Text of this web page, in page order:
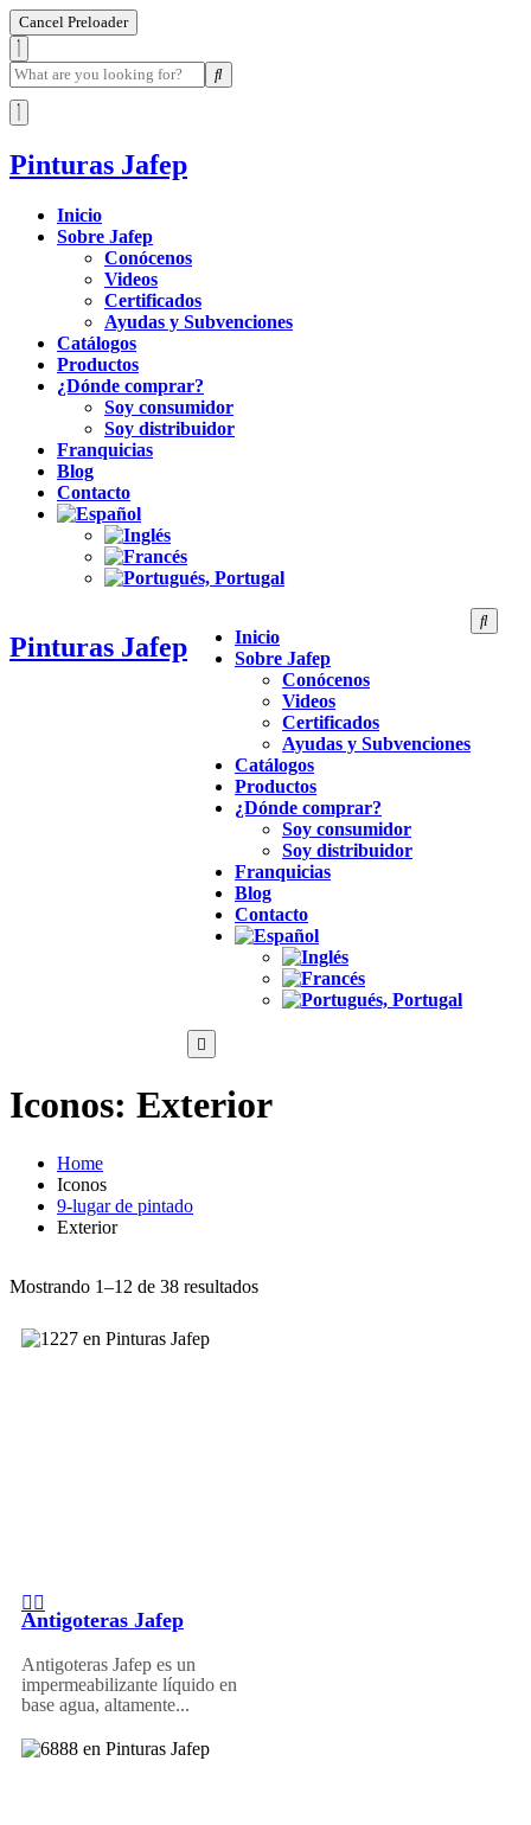
Cancel Preloader
Pinturas Jafep
Inicio
Sobre Jafep
Conócenos
Videos
Certificados
Ayudas y Subvenciones
Catálogos
Productos
¿Dónde comprar?
Soy consumidor
Soy distribuidor
Franquicias
Blog
Contacto
Pinturas Jafep
Inicio
Sobre Jafep
Conócenos
Videos
Certificados
Ayudas y Subvenciones
Catálogos
Productos
¿Dónde comprar?
Soy consumidor
Soy distribuidor
Franquicias
Blog
Contacto
Iconos: Exterior
Home
Iconos
9-lugar de pintado
Exterior
Mostrando 1–12 de 38 resultados
Antigoteras Jafep
Antigoteras Jafep es un
impermeabilizante líquido en
base agua, altamente...